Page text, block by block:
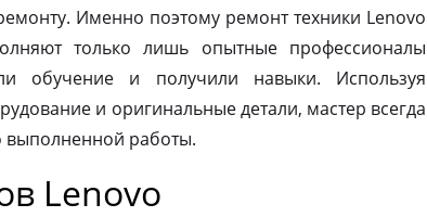
Именно поэтому ремонт техники Lenovo
только лишь опытные профессионалы
обучение и получили навыки. Используя
и оригинальные детали, мастер всегда
выполненной работы.
Lenovo